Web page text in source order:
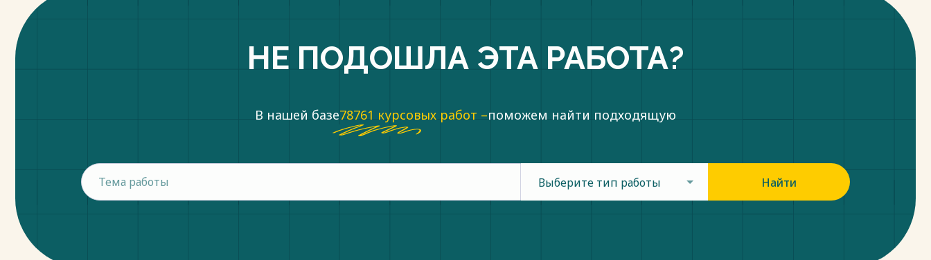
НЕ ПОДОШЛА ЭТА РАБОТА?
В нашей базе78761 курсовых работ –поможем найти подходящую
Выберите тип работы Найти